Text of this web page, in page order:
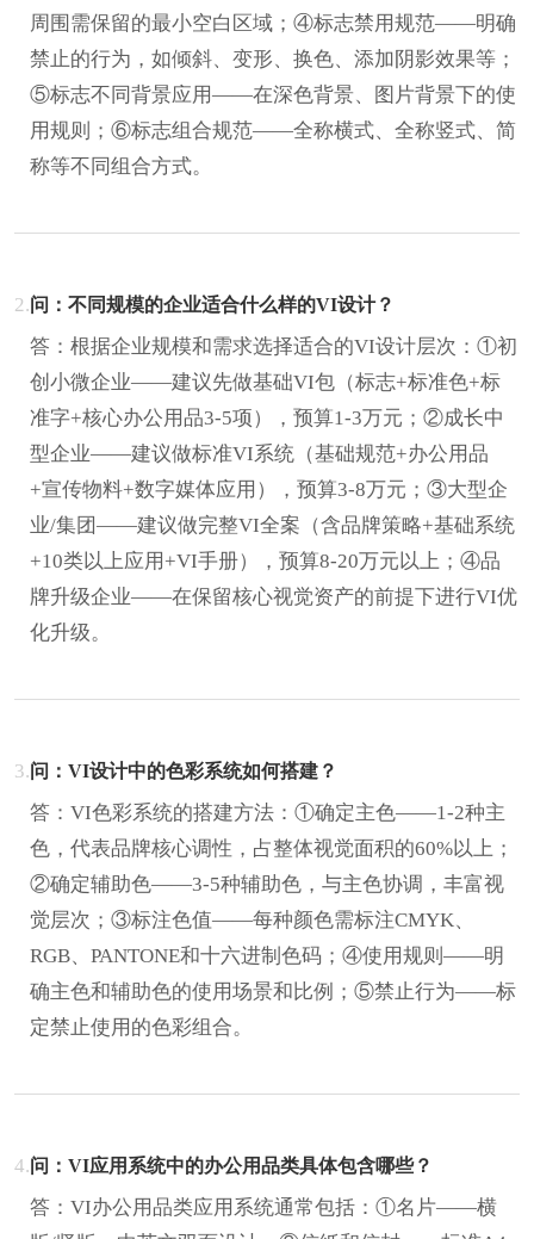
周围需保留的最小空白区域；④标志禁用规范——明确
禁止的行为，如倾斜、变形、换色、添加阴影效果等；
⑤标志不同背景应用——在深色背景、图片背景下的使
用规则；⑥标志组合规范——全称横式、全称竖式、简
称等不同组合方式。
2.问：不同规模的企业适合什么样的VI设计？
答：根据企业规模和需求选择适合的VI设计层次：①初
创小微企业——建议先做基础VI包（标志+标准色+标
准字+核心办公用品3-5项），预算1-3万元；②成长中
型企业——建议做标准VI系统（基础规范+办公用品
+宣传物料+数字媒体应用），预算3-8万元；③大型企
业/集团——建议做完整VI全案（含品牌策略+基础系统
+10类以上应用+VI手册），预算8-20万元以上；④品
牌升级企业——在保留核心视觉资产的前提下进行VI优
化升级。
3.问：VI设计中的色彩系统如何搭建？
答：VI色彩系统的搭建方法：①确定主色——1-2种主
色，代表品牌核心调性，占整体视觉面积的60%以上；
②确定辅助色——3-5种辅助色，与主色协调，丰富视
觉层次；③标注色值——每种颜色需标注CMYK、
RGB、PANTONE和十六进制色码；④使用规则——明
确主色和辅助色的使用场景和比例；⑤禁止行为——标
定禁止使用的色彩组合。
4.问：VI应用系统中的办公用品类具体包含哪些？
答：VI办公用品类应用系统通常包括：①名片——横